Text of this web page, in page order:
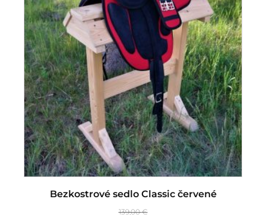
Bezkostrové sedlo Classic červené
139,00€